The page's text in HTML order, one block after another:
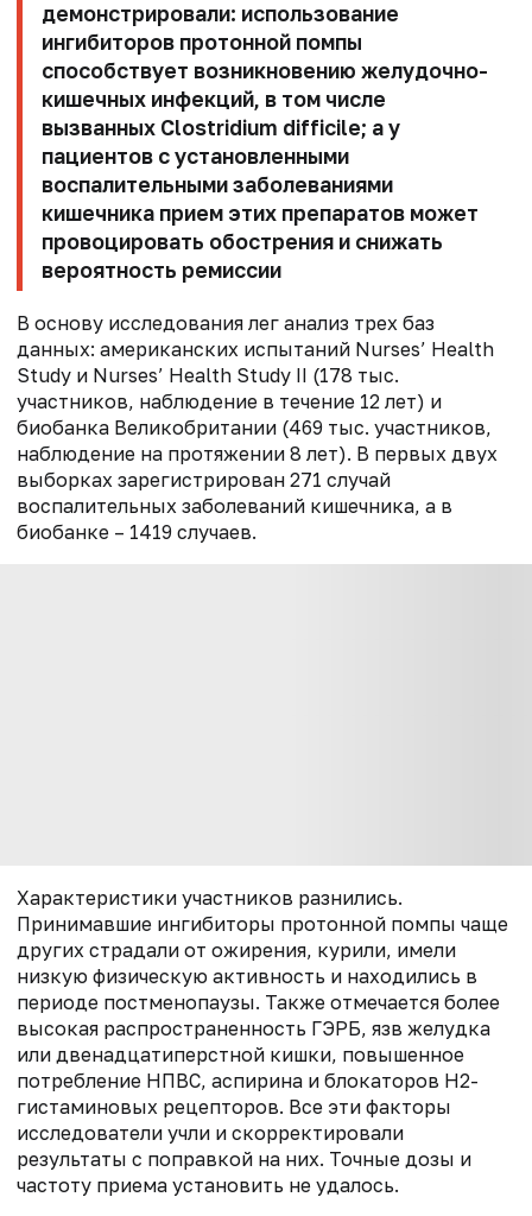
демонстрировали: использование
ингибиторов протонной помпы
способствует возникновению желудочно-
кишечных инфекций, в том числе
вызванных Clostridium difficile; а у
пациентов с установленными
воспалительными заболеваниями
кишечника прием этих препаратов может
провоцировать обострения и снижать
вероятность ремиссии
В основу исследования лег анализ трех баз
данных: американских испытаний Nurses’ Health
Study и Nurses’ Health Study II (178 тыс.
участников, наблюдение в течение 12 лет) и
биобанка Великобритании (469 тыс. участников,
наблюдение на протяжении 8 лет). В первых двух
выборках зарегистрирован 271 случай
воспалительных заболеваний кишечника, а в
биобанке – 1419 случаев.
Характеристики участников разнились.
Принимавшие ингибиторы протонной помпы чаще
других страдали от ожирения, курили, имели
низкую физическую активность и находились в
периоде постменопаузы. Также отмечается более
высокая распространенность ГЭРБ, язв желудка
или двенадцатиперстной кишки, повышенное
потребление НПВС, аспирина и блокаторов Н2-
гистаминовых рецепторов. Все эти факторы
исследователи учли и скорректировали
результаты с поправкой на них. Точные дозы и
частоту приема установить не удалось.